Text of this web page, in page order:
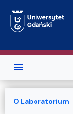
O Laboratorium